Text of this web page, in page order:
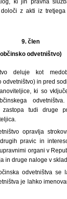
ki jih pravna
z akti iz
9. člen
odvetništvo)
deluje kot
in pred
ki so
zastopa tudi druge
opravlja
pravic in
organi v
in druge naloge v
odvetništva se
je lahko